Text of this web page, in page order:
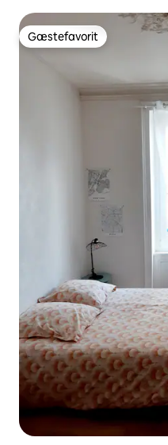
Gæstefavorit
Gæstefavorit